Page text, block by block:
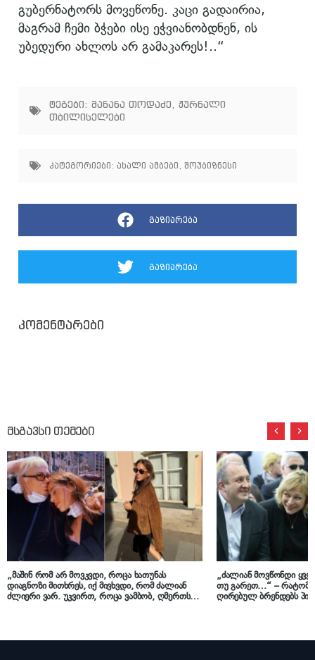
გუბერნატორს მოვეწონე. კაცი გადაირია,
მაგრამ ჩემი ბჭები ისე ეჭვიანობდნენ, ის
უბედური ახლოს არ გამაკარეს!..“
ტეგები: მანანა თოდაძე
ჟურნალი
თბილისელები
კატეგორიები: ახალი ამბები , შოუბიზნესი
გაზიარება
გაზიარება
კომენტარები
მსგავსი თემები
„მაშინ რომ არ მოვკვდი, როცა ხათუნას
დიაგნოზი მითხრეს, იქ მივხვდი, რომ ძალიან
ძლიერი ვარ. უკვირთ, როცა ვამბობ, ღმერთს
„ძალიან მოვწონდი
თუ გარეთ…“ – რატომ
ღირებულ ბრენდებს